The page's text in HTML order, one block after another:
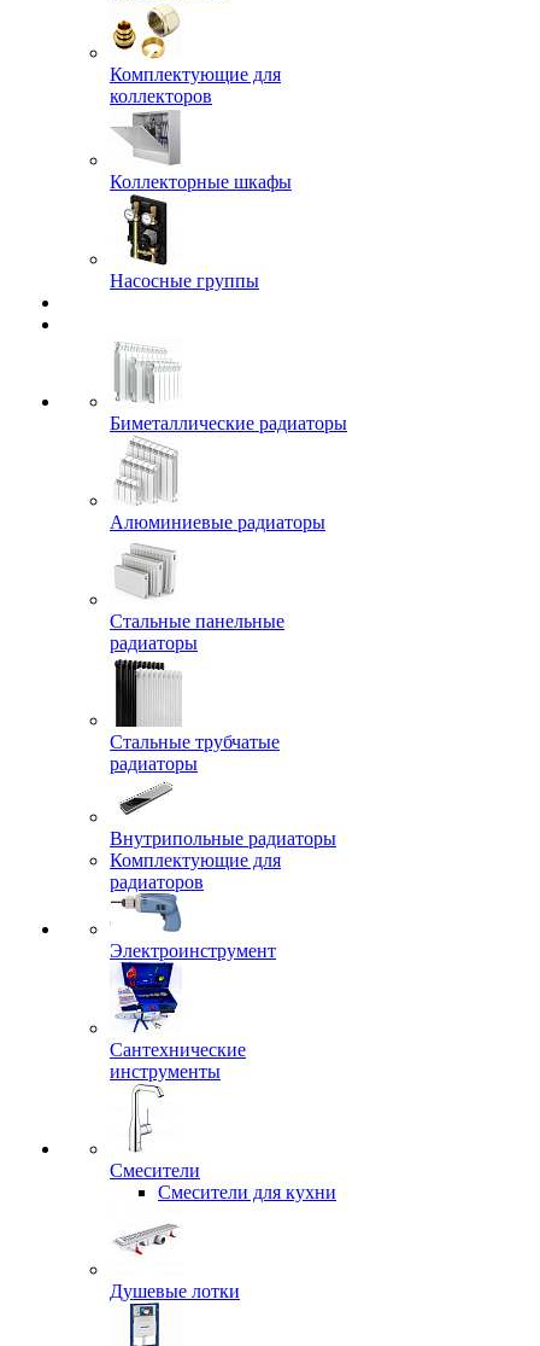
Комплектующие для
коллекторов
Коллекторные шкафы
Насосные группы
Биметаллические радиаторы
Алюминиевые радиаторы
Стальные панельные
радиаторы
Стальные трубчатые
радиаторы
Внутрипольные радиаторы
Комплектующие для
радиаторов
Электроинструмент
Сантехнические
инструменты
Смесители
Смесители для кухни
Душевые лотки